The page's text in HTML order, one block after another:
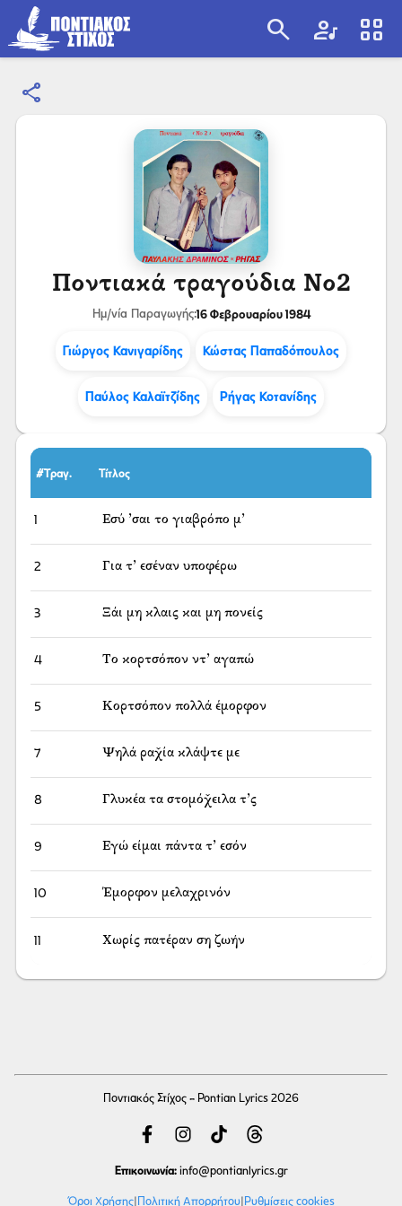
search artist view_cozy
share
Ποντιακά τραγούδια Νο2
Ημ/νία Παραγωγής:16 Φεβρουαρίου 1984
Γιώργος Κανιγαρίδης Κώστας Παπαδόπουλος
Παύλος Καλαϊτζίδης Ρήγας Κοτανίδης
#Τραγ. Τίτλος
1 Εσύ ’σαι το γιαβρόπο μ’
2 Για τ’ εσέναν υποφέρω
3 Ξάι μη κλαις και μη πονείς
4 Το κορτσόπον ντ’ αγαπώ
5 Κορτσόπον πολλά έμορφον
7 Ψηλά ραχ̌ία κλάψτε με
8 Γλυκέα τα στομόχ̌ειλα τ’ς
9 Εγώ είμαι πάντα τ’ εσόν
10 Έμορφον μελαχρινόν
11 Χωρίς πατέραν ση ζωήν
Ποντιακός Στίχος - Pontian Lyrics 2026
Επικοινωνία: info@pontianlyrics.gr
Όροι Χρήσης| Πολιτική Απορρήτου| Ρυθμίσεις cookies